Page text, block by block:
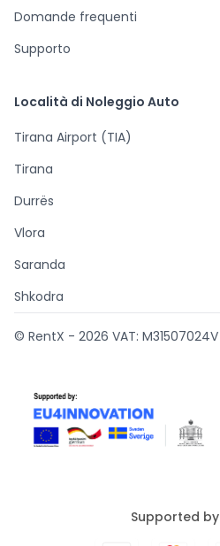
Domande frequenti
Supporto
Località di Noleggio Auto
Tirana Airport (TIA)
Tirana
Durrës
Vlora
Saranda
Shkodra
© RentX - 2026 VAT: M31507024V
Supported by